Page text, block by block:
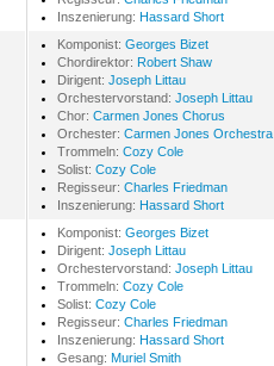
Inszenierung: Hassard Short
Komponist: Georges Bizet
Chordirektor: Robert Shaw
Dirigent: Joseph Littau
Orchestervorstand: Joseph Littau
Chor: Carmen Jones Chorus
Orchester: Carmen Jones Orchestra
Trommeln: Cozy Cole
Solist: Cozy Cole
Regisseur: Charles Friedman
Inszenierung: Hassard Short
Komponist: Georges Bizet
Dirigent: Joseph Littau
Orchestervorstand: Joseph Littau
Trommeln: Cozy Cole
Solist: Cozy Cole
Regisseur: Charles Friedman
Inszenierung: Hassard Short
Gesang: Muriel Smith